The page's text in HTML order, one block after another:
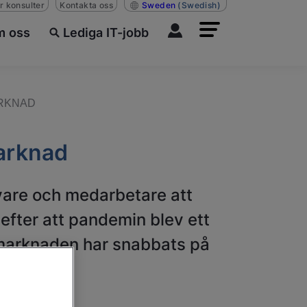
oss Lediga IT-jobb
konsulter Kontakta oss Sweden (Swedish)
och medarbetare att
att pandemin blev ett
har snabbats på